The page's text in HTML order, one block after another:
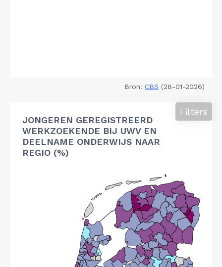
Bron: CBS (28-01-2026)
JONGEREN GEREGISTREERD
WERKZOEKENDE BIJ UWV EN
DEELNAME ONDERWIJS NAAR
REGIO (%)
Filters